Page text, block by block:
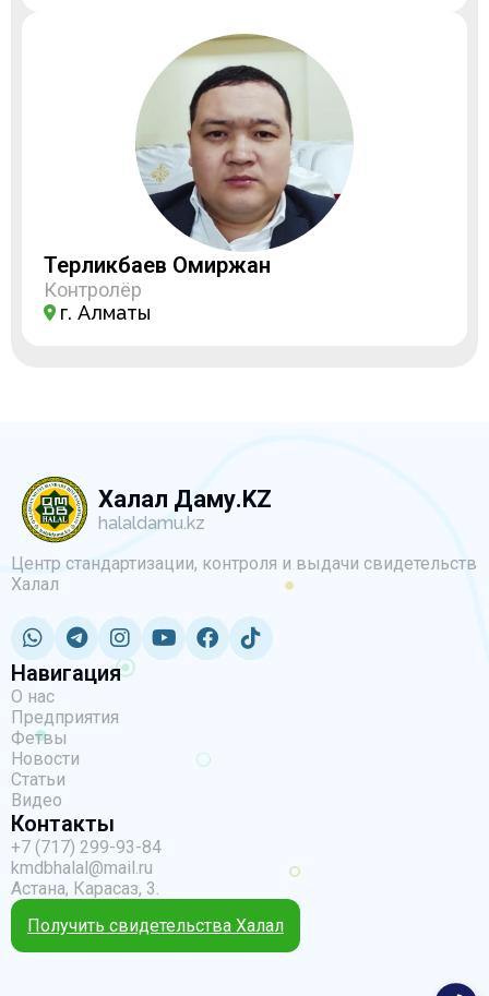
Терликбаев Омиржан
Контролёр
г. Алматы
Халал Даму.KZ
halaldamu.kz
Центр стандартизации, контроля и выдачи свидетельств
Халал
Навигация
О нас
Предприятия
Фетвы
Новости
Статьи
Видео
Контакты
+7 (717) 299-93-84
kmdbhalal@mail.ru
Астана, Карасаз, 3.
Получить свидетельства Халал